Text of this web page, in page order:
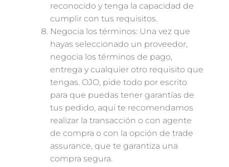
reconocido y tenga la capacidad de
cumplir con tus requisitos.
Negocia los términos: Una vez que
hayas seleccionado un proveedor,
negocia los términos de pago,
entrega y cualquier otro requisito que
tengas. OJO, pide todo por escrito
para que puedas tener garantías de
tus pedido, aquí te recomendamos
realizar la transacción o con agente
de compra o con la opción de trade
assurance, que te garantiza una
compra segura.